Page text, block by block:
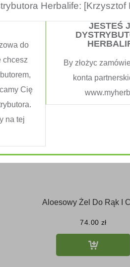
Herbalife SKIN Kojący
Oczyszczający Z
124.00zł
Aloesowy Żel Do Rąk I
74.00 zł
Herbalife: [Krzysztof
do
chcesz
Cię
na tej
JESTEŚ
By złożyc
konta